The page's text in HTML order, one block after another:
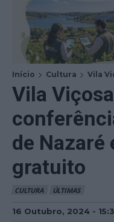
Início Cultura Vila
Vila
de Nazaré
gratuito
CULTURA ÚLTIMAS
16 Outubro, 2024 -